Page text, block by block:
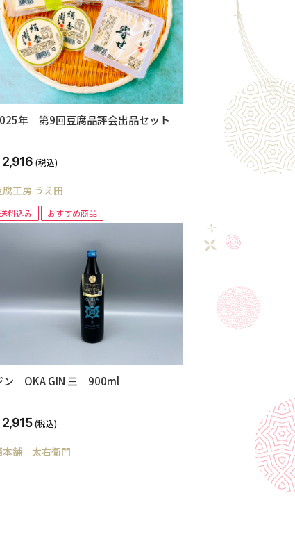
年 第9回豆腐品評会出品セット
2,916 (税込)
腐工房 うえ田
送料込み おすすめ商品
ン OKA GIN 三 900ml
2,915 (税込)
本舗 太右衛門